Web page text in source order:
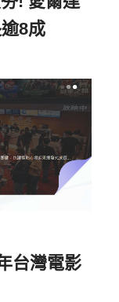
8成
台灣電影